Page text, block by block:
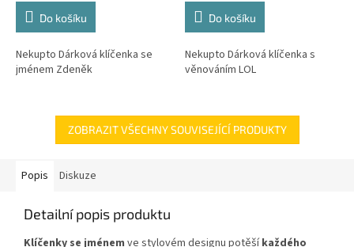
Do košíku
Nekupto Dárková klíčenka se
jménem Zdeněk
Do košíku
Nekupto Dárková klíčenka s
věnováním LOL
ZOBRAZIT VŠECHNY SOUVISEJÍCÍ PRODUKTY
Popis Diskuze
Detailní popis produktu
Klíčenky se jménem ve stylovém designu potěšíkaždého